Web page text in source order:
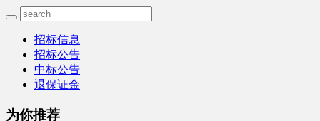
招标信息
招标公告
中标公告
退保证金
为你推荐